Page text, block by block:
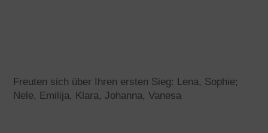
Freuten sich über Ihren ersten Sieg: Lena, Sophie;
Nele, Emilija, Klara, Johanna, Vanesa